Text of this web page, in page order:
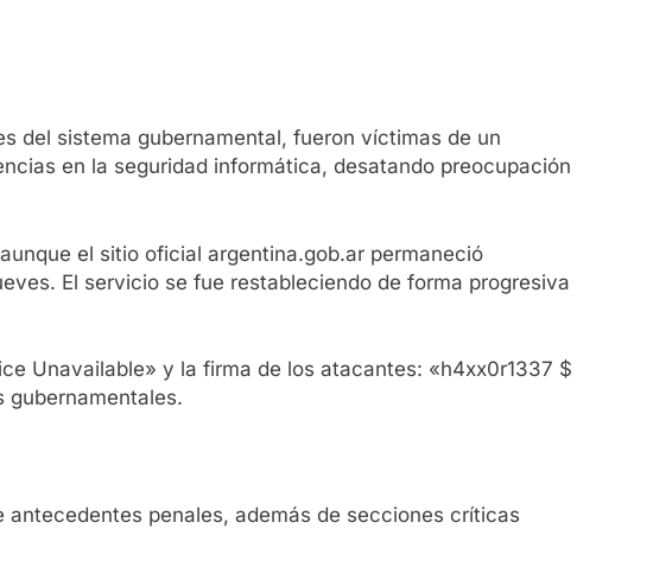
del sistema gubernamental, fueron víctimas de un
en la seguridad informática, desatando preocupación
el sitio oficial argentina.gob.ar permaneció
El servicio se fue restableciendo de forma progresiva
Unavailable» y la firma de los atacantes: «h4xx0r1337 $
gubernamentales.
penales, además de secciones críticas